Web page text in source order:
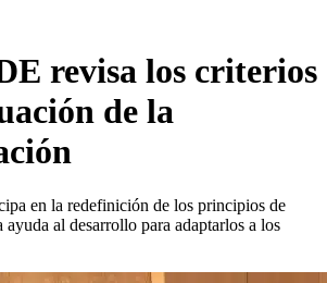
revisa los criterios
de la
en la redefinición de los principios de
ayuda al desarrollo para adaptarlos a los